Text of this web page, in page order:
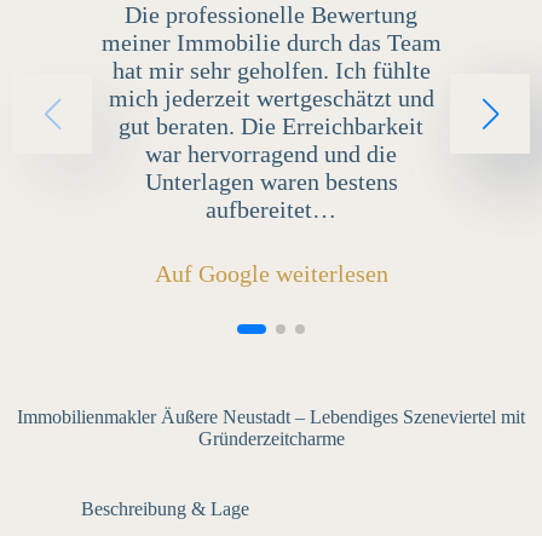
Die professionelle Bewertung
meiner Immobilie durch das Team
hat mir sehr geholfen. Ich fühlte
mich jederzeit wertgeschätzt und
gut beraten. Die Erreichbarkeit
war hervorragend und die
Unterlagen waren bestens
aufbereitet…
Auf Google weiterlesen
Immobilienmakler Äußere Neustadt – Lebendiges Szeneviertel mit
Gründerzeitcharme
Beschreibung & Lage